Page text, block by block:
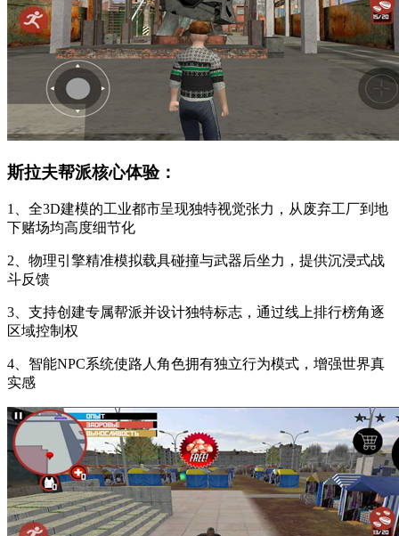
斯拉夫帮派核心体验：
1、全3D建模的工业都市呈现独特视觉张力，从废弃工厂到地
下赌场均高度细节化
2、物理引擎精准模拟载具碰撞与武器后坐力，提供沉浸式战
斗反馈
3、支持创建专属帮派并设计独特标志，通过线上排行榜角逐
区域控制权
4、智能NPC系统使路人角色拥有独立行为模式，增强世界真
实感